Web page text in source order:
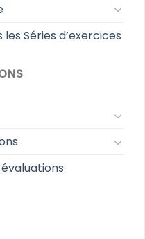
Séries d’exercices